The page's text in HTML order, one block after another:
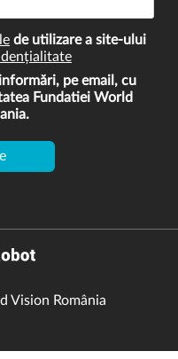
de utilizare a site-ului
pe email, cu
Fundatiei World
Vision România